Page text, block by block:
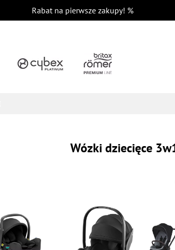
Rabat na pierwsze zakupy! %
Wózki dziecięce